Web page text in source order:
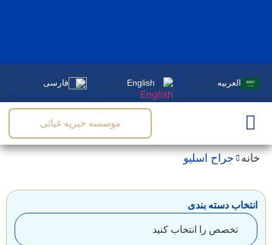
English
موسسه خیریه غیاثی
اسلیو
بندی
را انتخاب کنید